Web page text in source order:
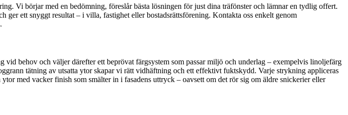
Vi börjar med en bedömning, föreslår bästa lösningen för just dina träfönster och lämnar en tydlig offert.
ett snyggt resultat – i villa, fastighet eller bostadsrättsförening. Kontakta oss enkelt genom
behov och väljer därefter ett beprövat färgsystem som passar miljö och underlag – exempelvis linoljefärg
tätning av utsatta ytor skapar vi rätt vidhäftning och ett effektivt fuktskydd. Varje strykning appliceras
med vacker finish som smälter in i fasadens uttryck – oavsett om det rör sig om äldre snickerier eller